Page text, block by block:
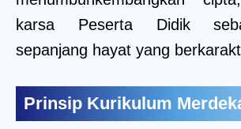
karsa Peserta Didik
sepanjang hayat yang
Prinsip Kurikulum